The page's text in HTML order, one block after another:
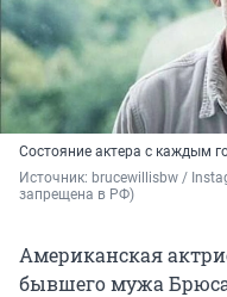
Состояние актера с каждым
Источник: brucewillisbw /
запрещена в РФ)
Американская
бывшего мужа